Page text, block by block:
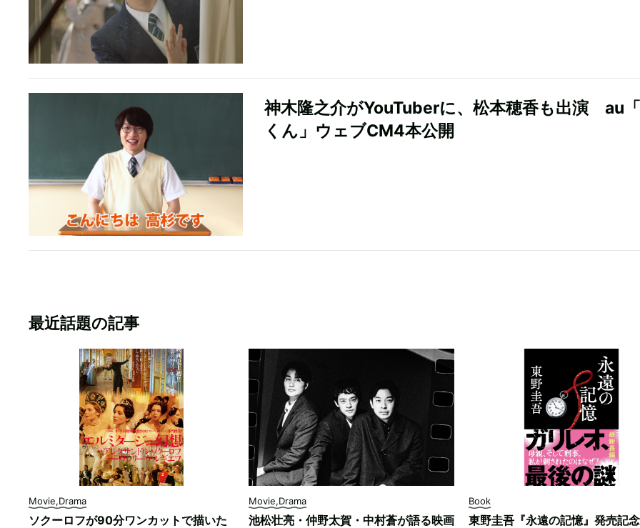
神木隆之介がYouTuberに、松本穂香も出演 au
くん」ウェブCM4本公開
最近話題の記事
Movie,Drama
ソクーロフが90分ワンカットで描いた
Movie,Drama
池松壮亮・仲野太賀・中村蒼が語る映画
Book
東野圭吾『永遠の記憶』発売記